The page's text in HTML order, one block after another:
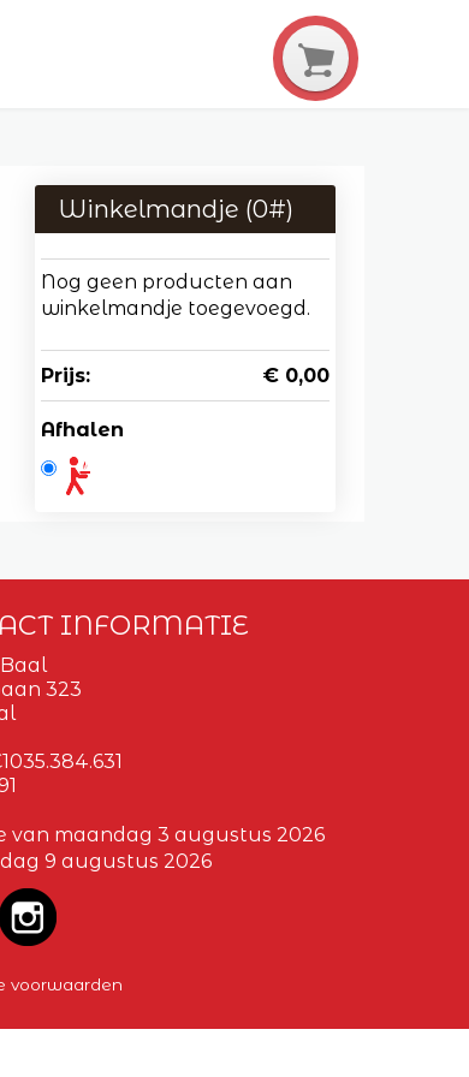
Winkelmandje (0#)
Nog geen producten aan
winkelmandje toegevoegd.
Prijs: € 0,00
Afhalen
INFORMATIE
323
van maandag 3 augustus 2026
9 augustus 2026
voorwaarden